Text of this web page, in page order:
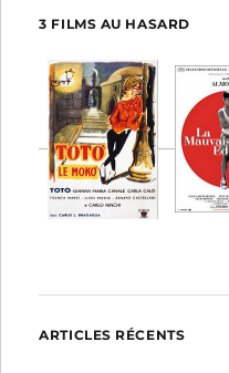
3 FILMS AU HASARD
ARTICLES RÉCENTS